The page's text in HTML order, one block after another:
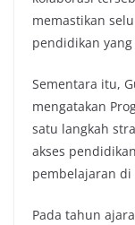
memastikan
pendidikan
Sementara itu,
mengatakan
satu langkah
akses
pembelajaran di
Pada tahun